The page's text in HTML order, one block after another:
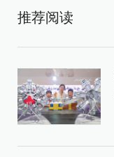
推荐阅读